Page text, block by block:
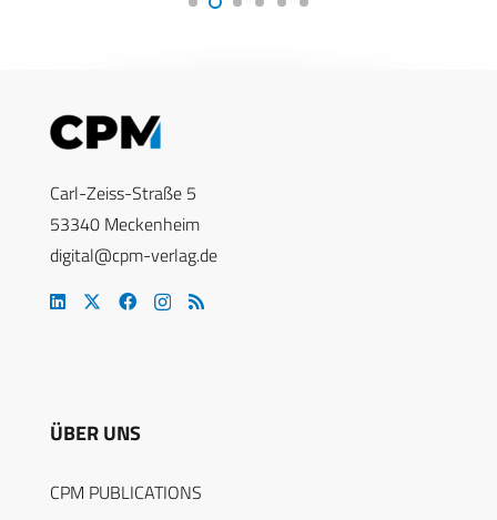
Carl-Zeiss-Straße 5
53340 Meckenheim
digital@cpm-verlag.de
ÜBER UNS
CPM PUBLICATIONS